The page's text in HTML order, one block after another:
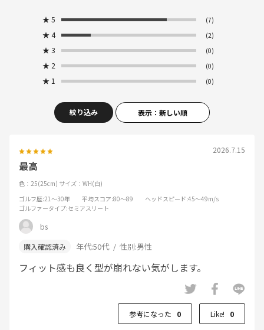
★ 5 (7)
★ 4 (2)
★ 3 (0)
★ 2 (0)
★ 1 (0)
絞り込み 表示：新しい順
2026.7.15
最高
色：25(25cm) サイズ：WH(白)
ゴルフ歴:21～30年 平均スコア:80～89 ヘッドスピード:45～49m/s
ゴルファータイプ:セミアスリート
bs
年代:50代 性別:男性
フィット感も良く型が崩れない気がします。
参考になった 0 Like! 0